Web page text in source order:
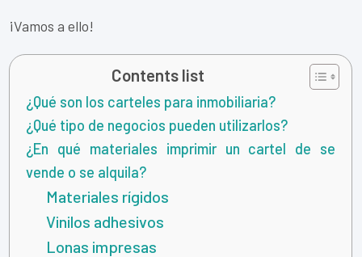
¡Vamos a ello!
Contents list
¿Qué son los carteles para inmobiliaria?
¿Qué tipo de negocios pueden utilizarlos?
¿En qué materiales imprimir un cartel de se
vende o se alquila?
Materiales rígidos
Vinilos adhesivos
Lonas impresas